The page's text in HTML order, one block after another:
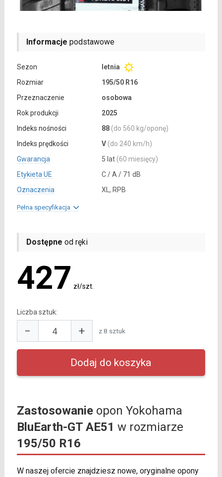
Informacje podstawowe
Sezon
letnia
Rozmiar
195/50 R16
Przeznaczenie
osobowa
Rok produkcji
2025
Indeks nośności
88 (do 560 kg/oponę)
Indeks prędkości
V (do 240 km/h)
Gwarancja
5 lat (60 miesięcy)
Etykieta UE
C / A / 71 dB
Oznaczenia
XL, RPB
Pełna specyfikacja
Dostępne od ręki
427 zł/szt.
Liczba sztuk:
− + z 8 sztuk
Zastosowanieopon Yokohama
BluEarth-GT AE51 w rozmiarze
195/50 R16
W naszej ofercie znajdziesz nowe, oryginalne opony